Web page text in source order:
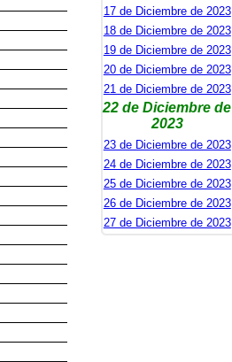
17 de Diciembre de 2023
18 de Diciembre de 2023
19 de Diciembre de 2023
20 de Diciembre de 2023
21 de Diciembre de 2023
22 de Diciembre de
2023
23 de Diciembre de 2023
24 de Diciembre de 2023
25 de Diciembre de 2023
26 de Diciembre de 2023
27 de Diciembre de 2023